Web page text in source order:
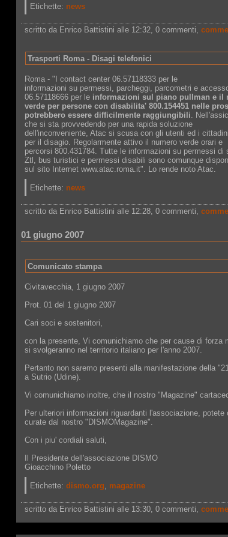
Etichette: news
scritto da Enrico Battistini alle 12:32 , 0 commenti,
Trasporti Roma - Disagi telefonici
Roma - "I contact center 06.57118333 per le
informazioni su permessi, parcheggi, parcometri e
06.57118666 per le informazioni sul piano pullman e il
verde per persone con disabilita' 800.154451 nelle
potrebbero essere difficilmente raggiungibili .
che si sta provvedendo per una rapida soluzione
dell'inconveniente, Atac si scusa con gli utenti ed i cittadini
per il disagio. Regolarmente attivo il numero verde orari e
percorsi 800.431784. Tutte le informazioni su permessi di
Ztl, bus turistici e permessi disabili sono comunque
sul sito Internet www.atac.roma.it". Lo rende noto Atac.
Etichette: news
scritto da Enrico Battistini alle 12:28 , 0 commenti,
01 giugno 2007
Comunicato stampa
Civitavecchia, 1 giugno 2007
Prot. 01 del 1 giugno 2007
Cari soci e sostenitori,
con la presente, Vi comunichiamo che per cause di
si svolgeranno nel territorio italiano per l'anno 2007.
Pertanto non saremo presenti alla manifestazione della
a Sutrio (Udine).
Vi comunichiamo inoltre, che il nostro "Magazine"
Per ulteriori informazioni riguardanti l'associazione,
curate dal nostro "DISMOMagazine".
Con i piu' cordiali saluti,
Il Presidente dell'associazione DISMO
Gioacchino Poletto
Etichette:dismo.org magazine
scritto da Enrico Battistini alle 13:30 , 0 commenti,